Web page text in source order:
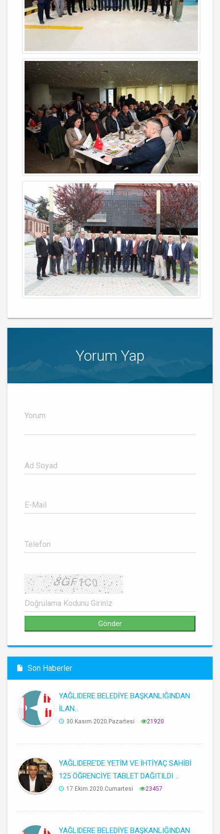
Yorum Yap
Son Haberler
YAĞLIDERE BELEDİYE BAŞKANLIĞINDAN
İLAN..
30.Kasım.2020.Pazartesi 21920
YAĞLIDERE’DE YETİM VE İHTİYAÇ SAHİBİ
125 ÖĞRENCİYE TABLET DAĞITILDI ..
17.Ekim.2020.Cumartesi 23457
YAĞLIDERE BELEDİYE BAŞKANLIĞINDAN